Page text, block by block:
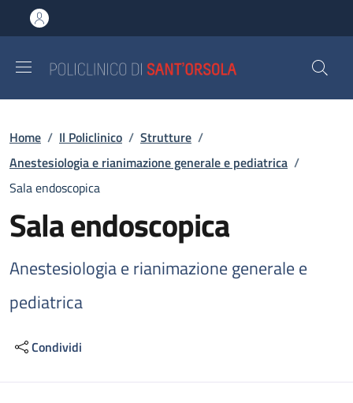
al contenuto principale
to footer content
Briciole di pane
Home / Il Policlinico / Strutture /
Anestesiologia e rianimazione generale e pediatrica /
Sala endoscopica
Sala endoscopica
Anestesiologia e rianimazione generale e
pediatrica
Condividi